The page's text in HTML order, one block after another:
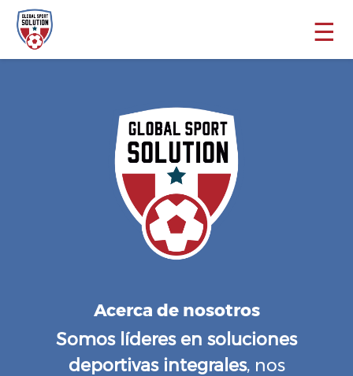
☰
Acerca de nosotros
Somos líderes en soluciones
deportivas integrales, nos